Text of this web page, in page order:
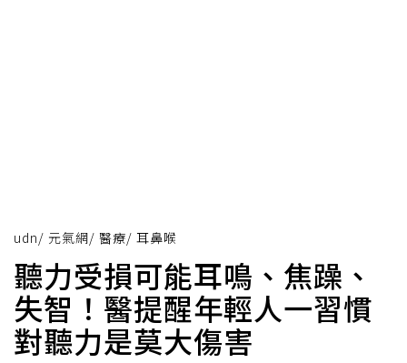
udn/ 元氣網/ 醫療/ 耳鼻喉
聽力受損可能耳鳴、焦躁、
失智！醫提醒年輕人一習慣
對聽力是莫大傷害